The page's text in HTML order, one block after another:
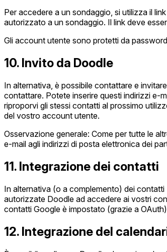
Per accedere a un sondaggio, si utilizza il
autorizzato a un sondaggio. Il link deve
Gli account utente sono protetti da
10. Invito da Doodle
In alternativa, è possibile contattare e
contattare. Potete inserire questi indirizzi e-
riproporvi gli stessi contatti al prossimo
del vostro account utente.
Osservazione generale: Come per tutte le
e-mail agli indirizzi di posta elettronica dei
11. Integrazione dei contatti
In alternativa (o a complemento) dei
autorizzate Doodle ad accedere ai vostri
contatti Google è impostato (grazie a
12. Integrazione del